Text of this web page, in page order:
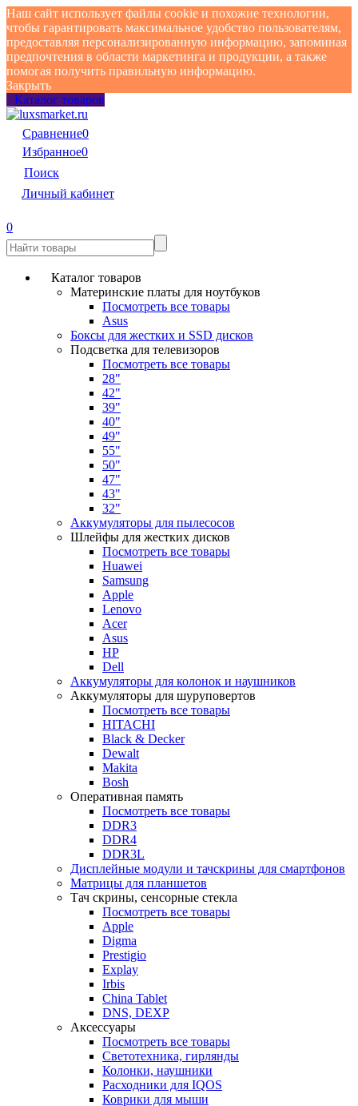
Наш сайт использует файлы cookie и похожие технологии,
чтобы гарантировать максимальное удобство пользователям,
предоставляя персонализированную информацию, запоминая
предпочтения в области маркетинга и продукции, а также
помогая получить правильную информацию.
Закрыть
Каталог товаров
Сравнение0
Избранное0
Поиск
Личный кабинет
0
Каталог товаров
Материнские платы для ноутбуков
Посмотреть все товары
Asus
Боксы для жестких и SSD дисков
Подсветка для телевизоров
Посмотреть все товары
28"
42"
39"
40"
49"
55"
50"
47"
43"
32"
Аккумуляторы для пылесосов
Шлейфы для жестких дисков
Посмотреть все товары
Huawei
Samsung
Apple
Lenovo
Acer
Asus
HP
Dell
Аккумуляторы для колонок и наушников
Аккумуляторы для шуруповертов
Посмотреть все товары
HITACHI
Black & Decker
Dewalt
Makita
Bosh
Оперативная память
Посмотреть все товары
DDR3
DDR4
DDR3L
Дисплейные модули и тачскрины для смартфонов
Матрицы для планшетов
Тач скрины, сенсорные стекла
Посмотреть все товары
Apple
Digma
Prestigio
Explay
Irbis
China Tablet
DNS, DEXP
Аксессуары
Посмотреть все товары
Светотехника, гирлянды
Колонки, наушники
Расходники для IQOS
Коврики для мыши